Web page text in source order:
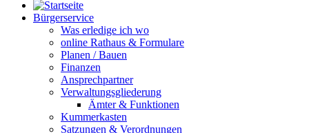
Bürgerservice
Was erledige ich wo
online Rathaus & Formulare
Planen / Bauen
Finanzen
Ansprechpartner
Verwaltungsgliederung
Ämter & Funktionen
Kummerkasten
Satzungen & Verordnungen